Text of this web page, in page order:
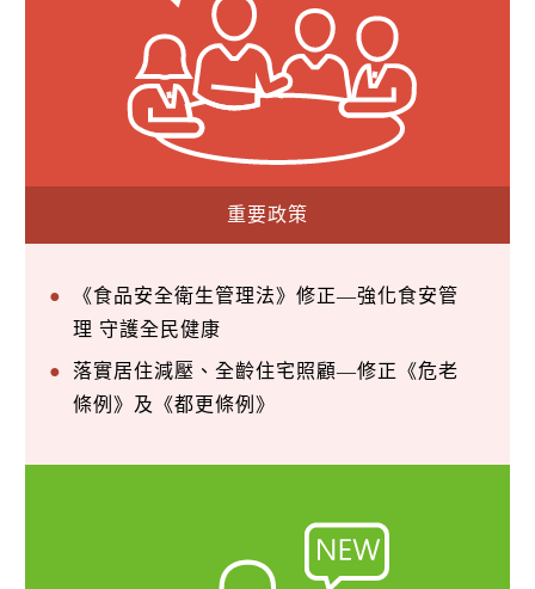
重要政策
《食品安全衛生管理法》修正—強化食安管
理 守護全民健康
落實居住減壓、全齡住宅照顧—修正《危老
條例》及《都更條例》